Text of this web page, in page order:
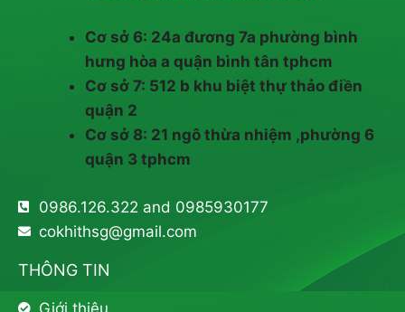
Cơ sở 6: 24a đương 7a phường bình
hưng hòa a quận bình tân tphcm
Cơ sở 7: 512 b khu biệt thự thảo điền
quận 2
Cơ sở 8: 21 ngô thừa nhiệm ,phường 6
quận 3 tphcm
0986.126.322 and 0985930177
cokhithsg@gmail.com
THÔNG TIN
Giới thiệu